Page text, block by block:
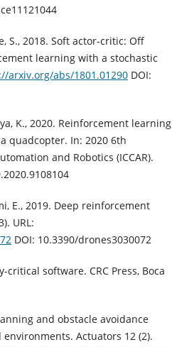
S., 2018. Soft actor-critic: Off
learning with a stochastic
arxiv.org/abs/1801.01290 DOI:
K., 2020. Reinforcement learning
quadcopter. In: 2020 6th
and Robotics (ICCAR).
E., 2019. Deep reinforcement
URL:
DOI: 10.3390/drones3030072
critical software. CRC Press, Boca
and obstacle avoidance
Actuators 12 (2).